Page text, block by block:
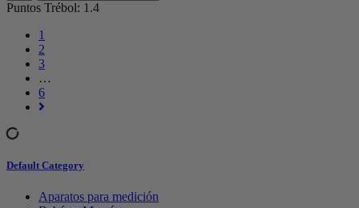
Puntos Trébol: 1.4
1
2
3
…
6
Default Category
Aparatos para medición